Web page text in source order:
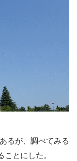
るが、調べてみる
とにした。